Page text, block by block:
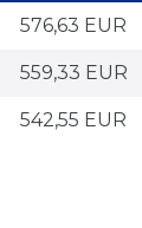
576,63 EUR
559,33 EUR
542,55 EUR